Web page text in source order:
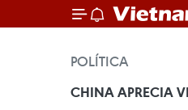
POLÍTICA
CHINA APRECIA